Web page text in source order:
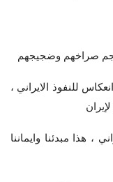
حجم صراخهم وضجيجهم
للنفوذ الايراني ،
، هذا مبدئنا وايماننا